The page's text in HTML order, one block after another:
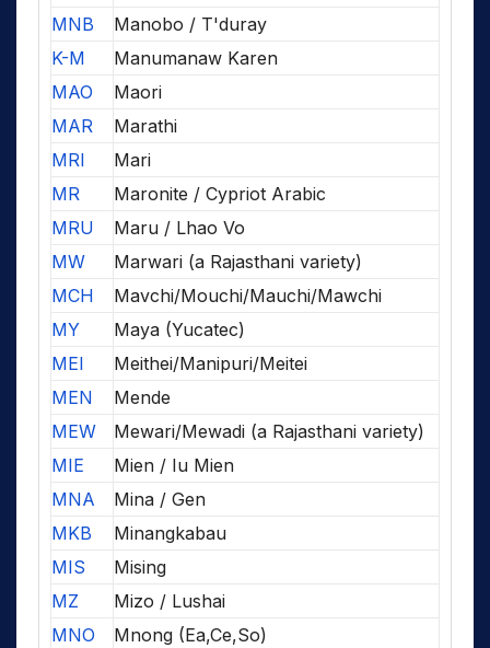
MNB
Manobo / T'duray
K-M
Manumanaw Karen
MAO
Maori
MAR
Marathi
MRI
Mari
MR
Maronite / Cypriot Arabic
MRU
Maru / Lhao Vo
MW
Marwari (a Rajasthani variety)
MCH
Mavchi/Mouchi/Mauchi/Mawchi
MY
Maya (Yucatec)
MEI
Meithei/Manipuri/Meitei
MEN
Mende
MEW
Mewari/Mewadi (a Rajasthani variety)
MIE
Mien / Iu Mien
MNA
Mina / Gen
MKB
Minangkabau
MIS
Mising
MZ
Mizo / Lushai
MNO
Mnong (Ea,Ce,So)